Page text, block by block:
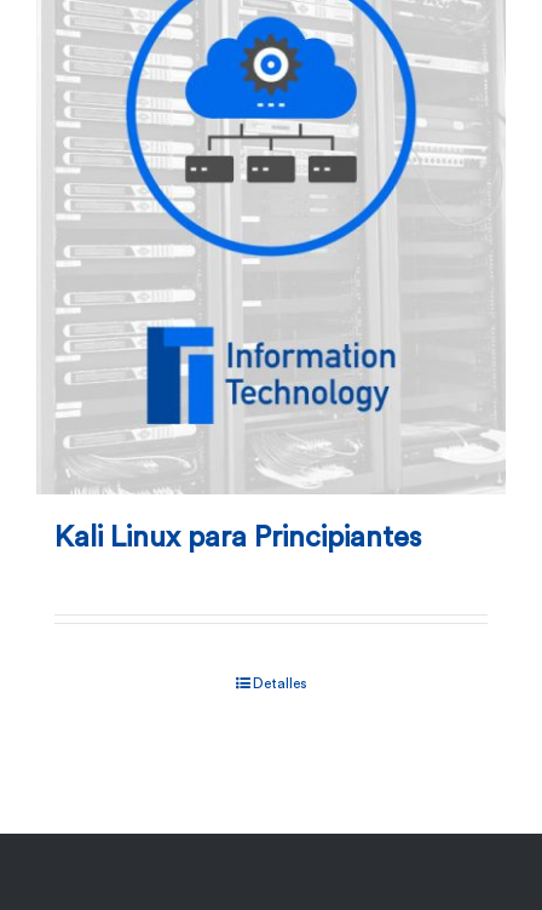
Kali Linux para Principiantes
Detalles